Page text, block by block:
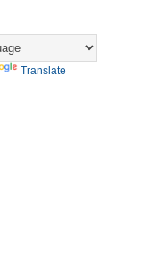
Translate